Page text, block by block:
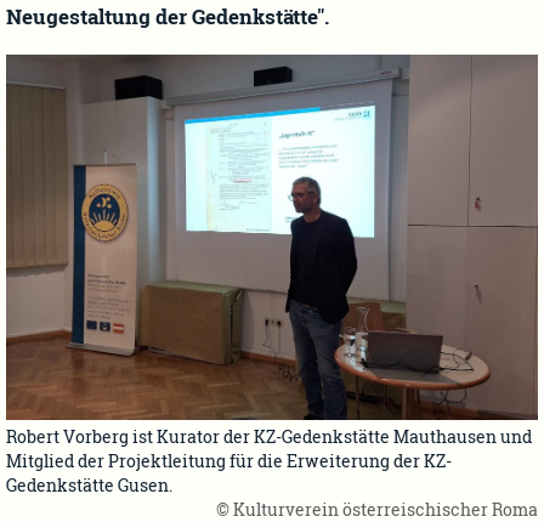
Neugestaltung der Gedenkstätte".
Robert Vorberg ist Kurator der KZ-Gedenkstätte Mauthausen und
Mitglied der Projektleitung für die Erweiterung der KZ-
Gedenkstätte Gusen.
© Kulturverein österreischischer Roma